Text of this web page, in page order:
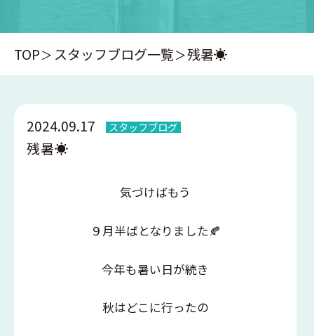
TOP スタッフブログ一覧 残暑☀️
2024.09.17 スタッフブログ
残暑☀️
気づけばもう
９月半ばとなりました🍂
今年も暑い日が続き
秋はどこに行ったの